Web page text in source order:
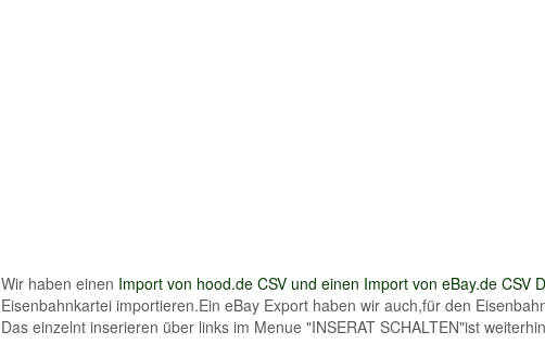
Wir haben einen Import von hood.de CSV und einen Import von eBay.de CSV
Eisenbahnkartei importieren.Ein eBay Export haben wir auch,für den
Das einzelnt inserieren über links im Menue "INSERAT SCHALTEN"ist